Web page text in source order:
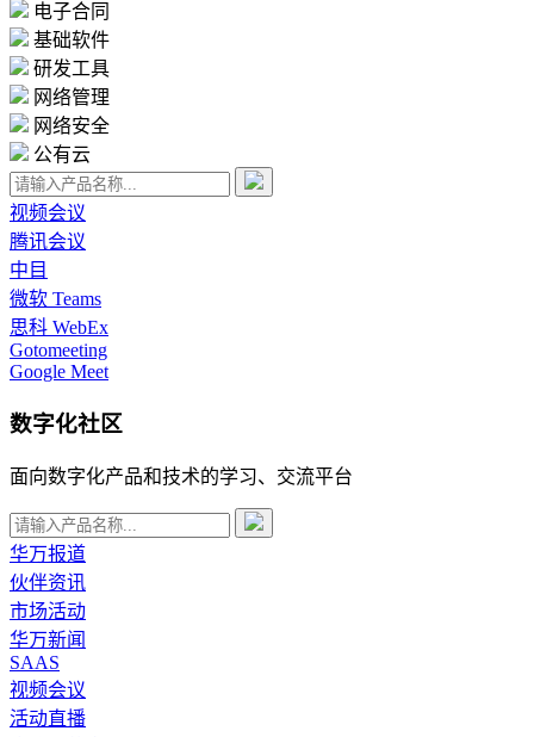
电子合同
基础软件
研发工具
网络管理
网络安全
公有云
视频会议
腾讯会议
中目
微软 Teams
思科 WebEx
Gotomeeting
Google Meet
数字化社区
面向数字化产品和技术的学习、交流平台
华万报道
伙伴资讯
市场活动
华万新闻
SAAS
视频会议
活动直播